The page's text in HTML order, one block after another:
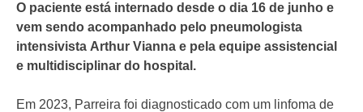
O paciente está internado desde o dia 16 de junho e
vem sendo acompanhado pelo pneumologista
intensivista Arthur Vianna e pela equipe assistencial
e multidisciplinar do hospital.
Em 2023, Parreira foi diagnosticado com um linfoma de